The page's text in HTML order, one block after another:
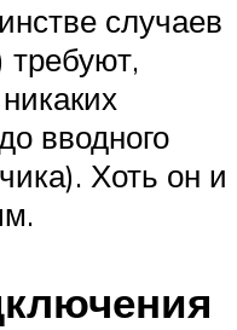
случаев
требуют,
вводного
Хоть он и